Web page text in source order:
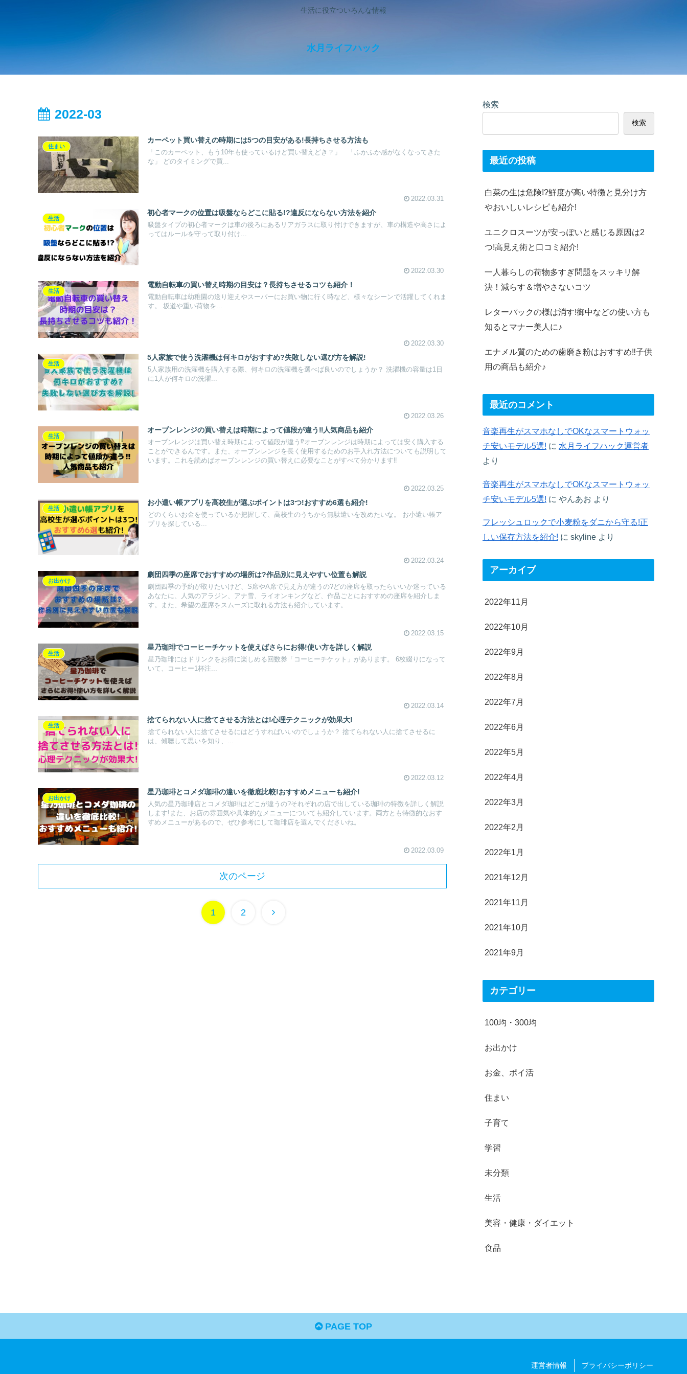
生活に役立ついろんな情報
水月ライフハック
2022-03
住まい
カーペット買い替えの時期には5つの目安がある!長持ちさせる方法も
「このカーペット、もう10年も使っているけど買い替えどき？」 「ふかふか感がなくなってきた
な」 どのタイミングで買...
2022.03.31
生活
初心者マークの位置は吸盤ならどこに貼る!?違反にならない方法を紹介
吸盤タイプの初心者マークは車の後ろにあるリアガラスに取り付けできますが、車の構造や高さによ
ってはルールを守って取り付け...
2022.03.30
生活
電動自転車の買い替え時期の目安は？長持ちさせるコツも紹介！
電動自転車は幼稚園の送り迎えやスーパーにお買い物に行く時など、様々なシーンで活躍してくれま
す。 坂道や重い荷物を...
2022.03.30
生活
5人家族で使う洗濯機は何キロがおすすめ?失敗しない選び方を解説!
5人家族用の洗濯機を購入する際、何キロの洗濯機を選べば良いのでしょうか？ 洗濯機の容量は1日
に1人が何キロの洗濯...
2022.03.26
生活
オーブンレンジの買い替えは時期によって値段が違う‼人気商品も紹介
オーブンレンジは買い替え時期によって値段が違う⁉オーブンレンジは時期によっては安く購入する
ことができるんです。また、オーブンレンジを長く使用するためのお手入れ方法についても説明して
います。これを読めばオーブンレンジの買い替えに必要なことがすべて分かります‼
2022.03.25
生活
お小遣い帳アプリを高校生が選ぶポイントは3つ!おすすめ6選も紹介!
どのくらいお金を使っているか把握して、高校生のうちから無駄遣いを改めたいな。 お小遣い帳ア
プリを探している...
2022.03.24
お出かけ
劇団四季の座席でおすすめの場所は?作品別に見えやすい位置も解説
劇団四季の予約が取りたいけど、S席やA席で見え方が違うの?どの座席を取ったらいいか迷っている
あなたに、人気のアラジン、アナ雪、ライオンキングなど、作品ごとにおすすめの座席を紹介しま
す。また、希望の座席をスムーズに取れる方法も紹介しています。
2022.03.15
生活
星乃珈琲でコーヒーチケットを使えばさらにお得!使い方を詳しく解説
星乃珈琲にはドリンクをお得に楽しめる回数券「コーヒーチケット」があります。 6枚綴りになって
いて、コーヒー1杯注...
2022.03.14
生活
捨てられない人に捨てさせる方法とは!心理テクニックが効果大!
捨てられない人に捨てさせるにはどうすればいいのでしょうか？ 捨てられない人に捨てさせるに
は、傾聴して思いを知り、...
2022.03.12
お出かけ
星乃珈琲とコメダ珈琲の違いを徹底比較!おすすめメニューも紹介!
人気の星乃珈琲店とコメダ珈琲はどこが違うの?それぞれの店で出している珈琲の特徴を詳しく解説
します!また、お店の雰囲気や具体的なメニューについても紹介しています。両方とも特徴的なおす
すめメニューがあるので、ぜひ参考にして珈琲店を選んでくださいね。
2022.03.09
次のページ
1 2
検索
検索
最近の投稿
白菜の生は危険!?鮮度が高い特徴と見分け方
やおいしいレシピも紹介!
ユニクロスーツが安っぽいと感じる原因は2
つ!高見え術と口コミ紹介!
一人暮らしの荷物多すぎ問題をスッキリ解
決！減らす＆増やさないコツ
レターパックの様は消す!御中などの使い方も
知るとマナー美人に♪
エナメル質のための歯磨き粉はおすすめ‼︎子供
用の商品も紹介♪
最近のコメント
音楽再生がスマホなしでOKなスマートウォッ
チ安いモデル5選! に 水月ライフハック運営者
より
音楽再生がスマホなしでOKなスマートウォッ
チ安いモデル5選! に やんあお より
フレッシュロックで小麦粉をダニから守る!正
しい保存方法を紹介! に skyline より
アーカイブ
2022年11月
2022年10月
2022年9月
2022年8月
2022年7月
2022年6月
2022年5月
2022年4月
2022年3月
2022年2月
2022年1月
2021年12月
2021年11月
2021年10月
2021年9月
カテゴリー
100均・300均
お出かけ
お金、ポイ活
住まい
子育て
学習
未分類
生活
美容・健康・ダイエット
食品
PAGE TOP
運営者情報 プライバシーポリシー